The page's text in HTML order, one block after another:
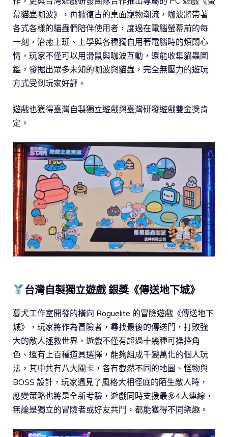
幕貓蟲咖波》，再掀復古的桌面寵物潮流，咖波將帶著
各式各樣的貓蟲們陪伴使用者，度過在電腦螢幕前的每
一刻，治癒上班、上學與各種獨自用著電腦時的煩悶心
情，玩家不僅可以用滑鼠與咖波互動，還能收集貓蟲圖
鑑，發掘出眾多未知的咖波與貓蟲，完全無壓力的遊玩
方式受到玩家好評。
遊戲也獲得臺灣自製獨立遊戲與臺灣研發遊戲雙金獎肯
定。
台灣自製獨立遊戲 銀獎《傳送地下城》
暮犬工作室開發的橫向 Roguelite 的冒險遊戲《傳送地下
城》，玩家將作為冒險者，尋找最後的傳送門，打敗強
大的敵人拯救世界，遊戲不僅有超過十幾種可操控角
色、還有上百種道具選擇，能夠組成千變萬化的個人玩
法，其中共有八大關卡，各有截然不同的地圖、怪物與
BOSS 設計，玩家遇見了風格大相徑庭的陌生敵人時，
應變策略也將是全新考驗，遊戲同時支援最多4人連線，
無論是獨立的冒險者或好友共鬥，都能獲得不同樂趣。